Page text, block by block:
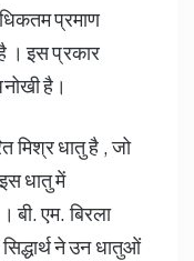
प्रमाण
। इस प्रकार
है।
मिश्र धातु है , जो
धातु में
एम. बिरला
ने उन धातुओं